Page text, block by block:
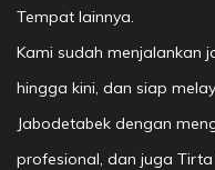
Tempat lainnya.
Kami sudah menjalankan
hingga kini, dan siap
Jabodetabek dengan
profesional, dan juga